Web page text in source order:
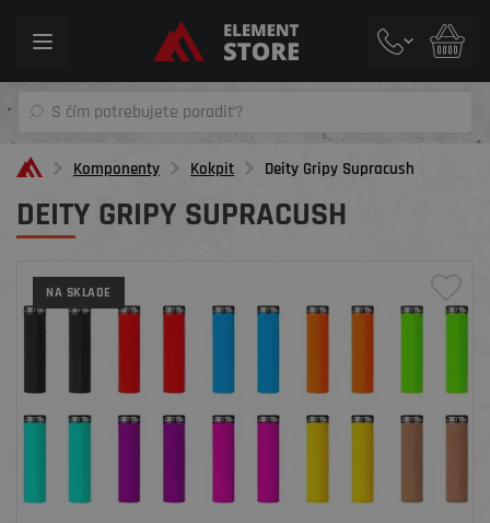
Toggle
Komponenty Kokpit Deity Gripy Supracush
DEITY GRIPY SUPRACUSH
NA SKLADE